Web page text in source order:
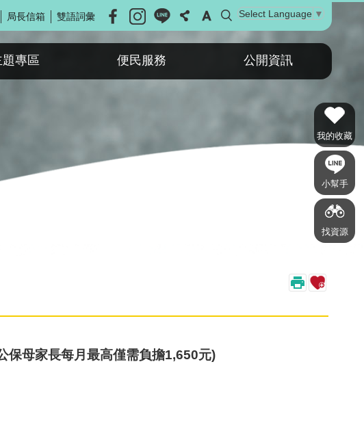
局長信箱 雙語詞彙 Select Language ▼
題專區 便民服務 公開資訊
我的收藏
小幫手
找資源
保母家長每月最高僅需負擔1,650元)